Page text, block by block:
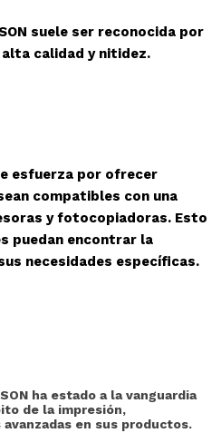
suele ser reconocida por
calidad y nitidez.
esfuerza por ofrecer
compatibles con una
y fotocopiadoras. Esto
puedan encontrar la
necesidades específicas.
ha estado a la vanguardia
de la impresión,
en sus productos.